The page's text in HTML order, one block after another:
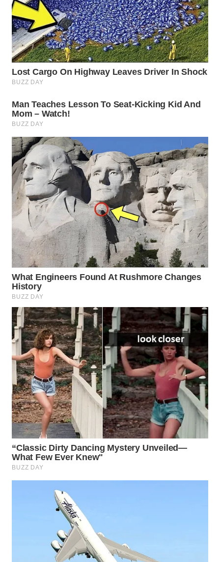
SERIBU
WN
TANGERANG
WN
BINJAI
WN
CIREBON
WN
INDRAMAYU
WN
KUNINGAN
WN
MAJALENGKA
WN
SUBANG
WN
SUKABUMI
WN
PURWAKARTA
WN
PRIANGAN
TIMUR
WN
SEMARANG
WN
SOLO
WN
BOROBUDUR